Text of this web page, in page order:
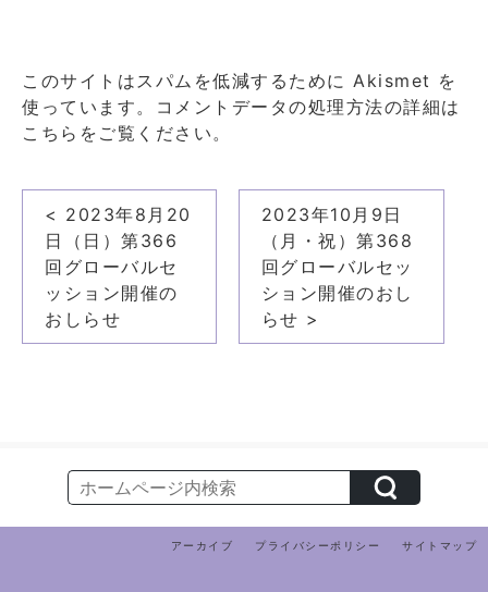
このサイトはスパムを低減するために Akismet を
使っています。
コメントデータの処理方法の詳細は
こちらをご覧ください。
ゲ
< 2023年8月20
日（日）第366
回グローバルセ
ッション開催の
おしらせ
2023年10月9日
（月・祝）第368
回グローバルセッ
ション開催のおし
らせ >
アーカイブ プライバシーポリシー サイトマップ